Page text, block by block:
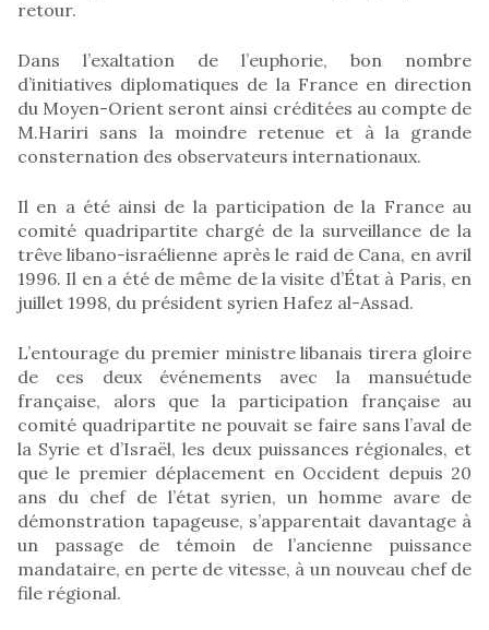
retour.
Dans l’exaltation de l’euphorie, bon nombre
d’initiatives diplomatiques de la France en direction
du Moyen-Orient seront ainsi créditées au compte de
M.Hariri sans la moindre retenue et à la grande
consternation des observateurs internationaux.
Il en a été ainsi de la participation de la France au
comité quadripartite chargé de la surveillance de la
trêve libano-israélienne après le raid de Cana, en avril
1996. Il en a été de même de la visite d’État à Paris, en
juillet 1998, du président syrien Hafez al-Assad.
L’entourage du premier ministre libanais tirera gloire
de ces deux événements avec la mansuétude
française, alors que la participation française au
comité quadripartite ne pouvait se faire sans l’aval de
la Syrie et d’Israël, les deux puissances régionales, et
que le premier déplacement en Occident depuis 20
ans du chef de l’état syrien, un homme avare de
démonstration tapageuse, s’apparentait davantage à
un passage de témoin de l’ancienne puissance
mandataire, en perte de vitesse, à un nouveau chef de
file régional.